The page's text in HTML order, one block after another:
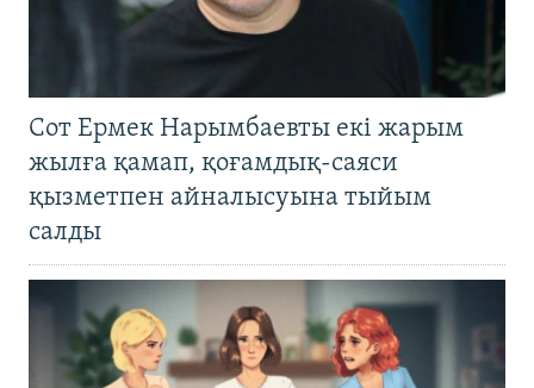
Сот Ермек Нарымбаевты екі жарым
жылға қамап, қоғамдық-саяси
қызметпен айналысуына тыйым
салды